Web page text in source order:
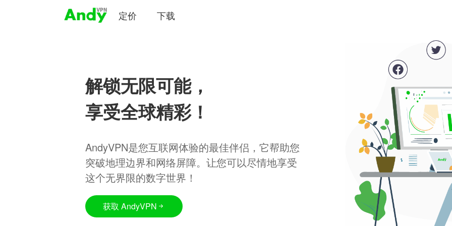
定价 下载
解锁无限可能，
享受全球精彩！
AndyVPN是您互联网体验的最佳伴侣，它帮助您
突破地理边界和网络屏障。让您可以尽情地享受
这个无界限的数字世界！
获取 AndyVPN